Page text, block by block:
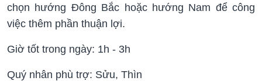
chọn hướng Đông Bắc hoặc hướng Nam để công
việc thêm phần thuận lợi.
Giờ tốt trong ngày: 1h - 3h
Quý nhân phù trợ: Sửu, Thìn